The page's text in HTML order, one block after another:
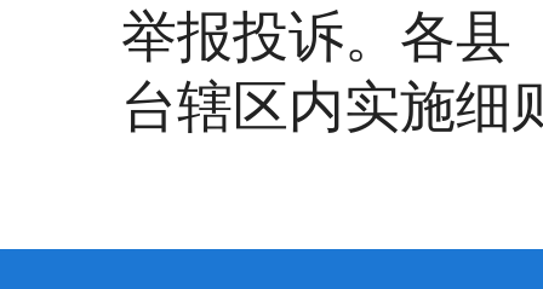
举报投诉。各县
台辖区内实施细